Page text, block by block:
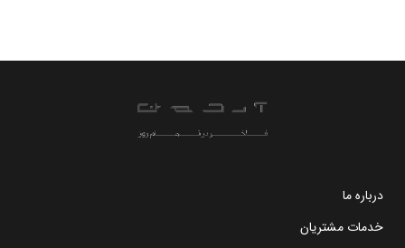
درباره ما
خدمات مشتریان